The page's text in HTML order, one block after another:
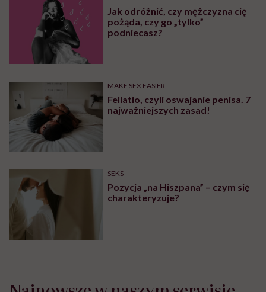
Popęd seksualny – jak zmienia się
na przestrzeni lat? Wyjaśnia
seksuolożka
SEKS
Jak uprawiać seks analny, żeby
nie bolało? Mamy kilka porad
SPOŁECZEŃSTWO
17-latka w relacji z 40-latkiem.
„Jeśli nie ma przymusu, to taka